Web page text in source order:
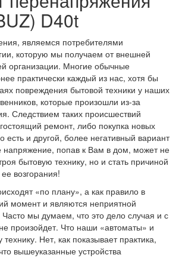
D40t
являемся потребителями
которую мы получаем от внешней
организации. Многие обычные
практически каждый из нас, хотя бы
повреждения бытовой техники у наших
которые произошли из-за
Следствием таких происшествий
ремонт, либо покупка новых
есть и другой, более негативный вариант
попав к Вам в дом, может не
бытовую технику, но и стать причиной
возгорания!
«по плану», а как правило в
момент и являются неприятной
мы думаем, что это дело случая и с
произойдет. Что наши «автоматы» и
Нет, как показывает практика,
вышеуказанные устройства